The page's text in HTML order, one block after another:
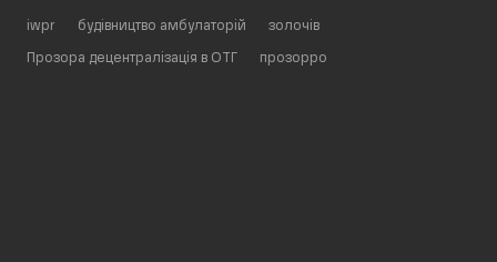
iwpr будівництво амбулаторій золочів
Прозора децентралізація в ОТГ прозорро